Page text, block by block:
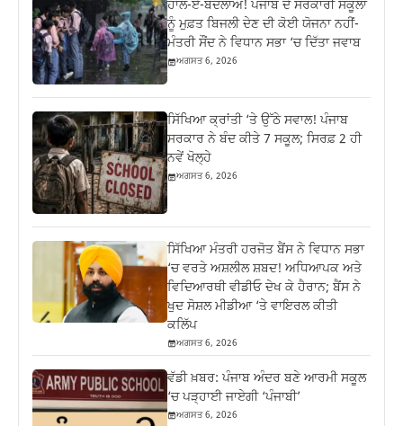
ਹਾਲ-ਏ-ਬਦਲਾਅ! ਪੰਜਾਬ ਦੇ ਸਰਕਾਰੀ ਸਕੂਲਾਂ
ਨੂੰ ਮੁਫ਼ਤ ਬਿਜਲੀ ਦੇਣ ਦੀ ਕੋਈ ਯੋਜਨਾ ਨਹੀਂ-
ਮੰਤਰੀ ਸੌਂਦ ਨੇ ਵਿਧਾਨ ਸਭਾ ‘ਚ ਦਿੱਤਾ ਜਵਾਬ
ਅਗਸਤ 6, 2026
ਸਿੱਖਿਆ ਕ੍ਰਾਂਤੀ ‘ਤੇ ਉੱਠੇ ਸਵਾਲ! ਪੰਜਾਬ
ਸਰਕਾਰ ਨੇ ਬੰਦ ਕੀਤੇ 7 ਸਕੂਲ; ਸਿਰਫ਼ 2 ਹੀ
ਨਵੇਂ ਖੋਲ੍ਹੇ
ਅਗਸਤ 6, 2026
ਸਿੱਖਿਆ ਮੰਤਰੀ ਹਰਜੋਤ ਬੈਂਸ ਨੇ ਵਿਧਾਨ ਸਭਾ
‘ਚ ਵਰਤੇ ਅਸ਼ਲੀਲ ਸ਼ਬਦ! ਅਧਿਆਪਕ ਅਤੇ
ਵਿਦਿਆਰਥੀ ਵੀਡੀਓ ਦੇਖ ਕੇ ਹੈਰਾਨ; ਬੈਂਸ ਨੇ
ਖੁਦ ਸੋਸ਼ਲ ਮੀਡੀਆ ‘ਤੇ ਵਾਇਰਲ ਕੀਤੀ
ਕਲਿੱਪ
ਅਗਸਤ 6, 2026
ਵੱਡੀ ਖ਼ਬਰ: ਪੰਜਾਬ ਅੰਦਰ ਬਣੇ ਆਰਮੀ ਸਕੂਲ
‘ਚ ਪੜ੍ਹਾਈ ਜਾਏਗੀ ‘ਪੰਜਾਬੀ’
ਅਗਸਤ 6, 2026